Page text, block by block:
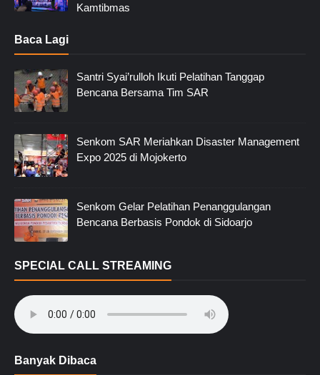
Kamtibmas
Baca Lagi
Santri Syai’rulloh Ikuti Pelatihan Tanggap
Bencana Bersama Tim SAR
Senkom SAR Meriahkan Disaster Management
Expo 2025 di Mojokerto
Senkom Gelar Pelatihan Penanggulangan
Bencana Berbasis Pondok di Sidoarjo
SPECIAL CALL STREAMING
Banyak Dibaca